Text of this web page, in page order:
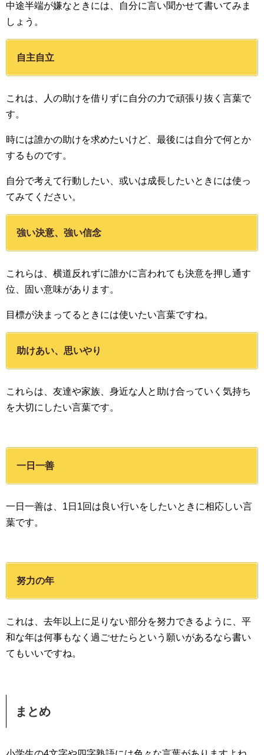
中途半端が嫌なときには、自分に言い聞かせて書いてみま
しょう。
自主自立
これは、人の助けを借りずに自分の力で頑張り抜く言葉で
す。
時には誰かの助けを求めたいけど、最後には自分で何とか
するものです。
自分で考えて行動したい、或いは成長したいときには使っ
てみてください。
強い決意、強い信念
これらは、横道反れずに誰かに言われても決意を押し通す
位、固い意味があります。
目標が決まってるときには使いたい言葉ですね。
助けあい、思いやり
これらは、友達や家族、身近な人と助け合っていく気持ち
を大切にしたい言葉です。
一日一善
一日一善は、1日1回は良い行いをしたいときに相応しい言
葉です。
努力の年
これは、去年以上に足りない部分を努力できるように、平
和な年は何事もなく過ごせたらという願いがあるなら書い
てもいいですね。
まとめ